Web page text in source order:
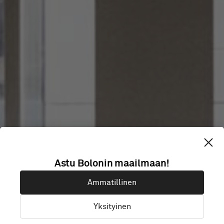
SAMSUNG
London, Iso-Britannia
Astu Bolonin maailmaan!
Ammatillinen
Yksityinen